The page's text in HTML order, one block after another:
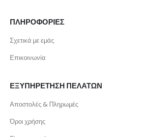
ΠΛΗΡΟΦΟΡΙΕΣ
Σχετικά με εμάς
Επικοινωνία
ΕΞΥΠΗΡΕΤΗΣΗ ΠΕΛΑΤΩΝ
Αποστολές & Πληρωμές
Όροι χρήσης